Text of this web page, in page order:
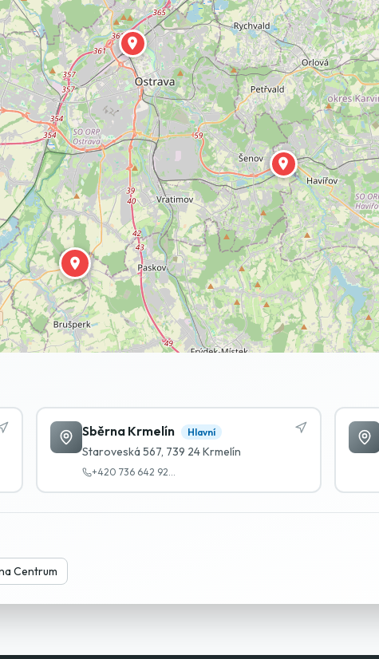
Sběrna Krmelín Hlavní
Staroveská 567, 739 24 Krmelín
+420 736 642 92...
Centrum